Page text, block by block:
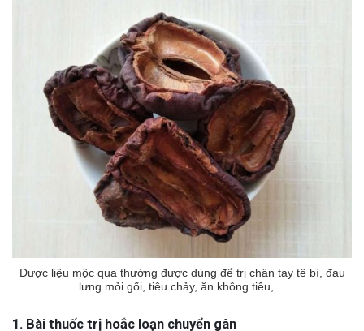
Dược liệu mộc qua thường được dùng để trị chân tay tê bì, đau
lưng mỏi gối, tiêu chảy, ăn không tiêu,…
1. Bài thuốc trị hoắc loạn chuyển gân